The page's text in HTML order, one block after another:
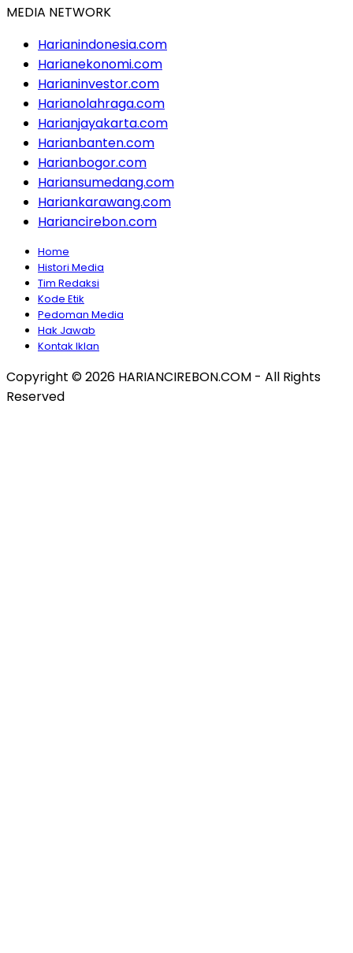
MEDIA NETWORK
Harianindonesia.com
Harianekonomi.com
Harianinvestor.com
Harianolahraga.com
Harianjayakarta.com
Harianbanten.com
Harianbogor.com
Hariansumedang.com
Hariankarawang.com
Hariancirebon.com
Home
Histori Media
Tim Redaksi
Kode Etik
Pedoman Media
Hak Jawab
Kontak Iklan
Copyright © 2026 HARIANCIREBON.COM - All Rights
Reserved